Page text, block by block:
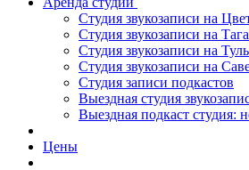
Студия звукозаписи на
Студия звукозаписи на
Студия звукозаписи на
Студия звукозаписи на
Студия записи подкастов
Выездная студия
Выездная подкаст студия:
Цены